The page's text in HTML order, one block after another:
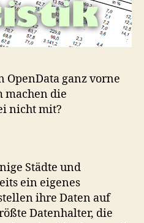
OpenData ganz vorne
machen die
nicht mit?
Städte und
ein eigenes
ihre Daten auf
Datenhalter, die